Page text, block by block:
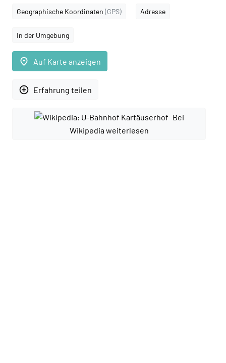
Geographische Koordinaten (GPS) Adresse
In der Umgebung
place Auf Karte anzeigen
add_circle_outline Erfahrung teilen
Bei
Wikipedia weiterlesen